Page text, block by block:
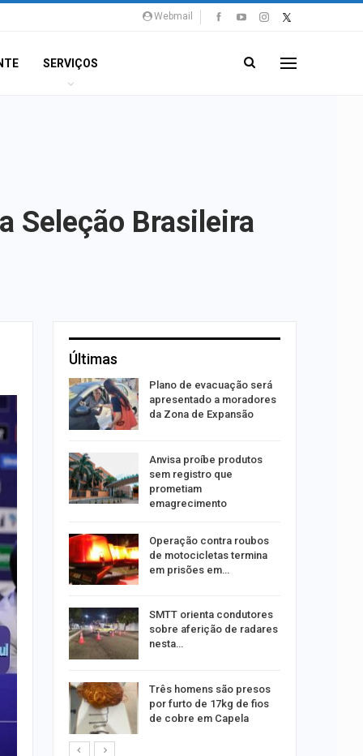
Webmail
SERVIÇOS
Seleção Brasileira
Últimas
de
é
de
com
até…
Plano de evacuação será
apresentado a moradores
da Zona de Expansão
Anvisa proíbe produtos
sem registro que
prometiam
emagrecimento
Operação contra roubos
de motocicletas termina
em prisões em…
SMTT orienta condutores
sobre aferição de radares
nesta…
Três homens são presos
por furto de 17kg de fios
de cobre em Capela